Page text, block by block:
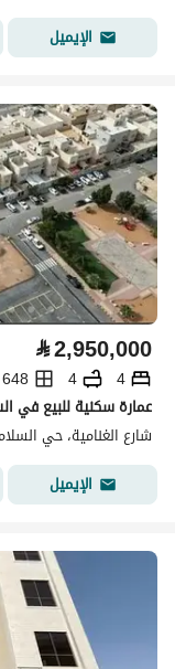
الإيميل
⃁2,950,000
4
4
648 م2
عمارة سكنية للبيع في
شارع الغنامية، حي
الإيميل